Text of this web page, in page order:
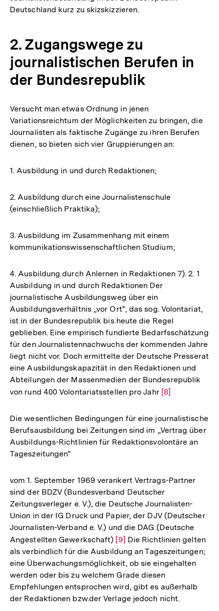
Deutschland kurz zu skizskizzieren.
2. Zugangswege zu
journalistischen Berufen in
der Bundesrepublik
Versucht man etwas Ordnung in jenen
Variationsreichtum der Möglichkeiten zu bringen, die
Journalisten als faktische Zugänge zu ihren Berufen
dienen, so bieten sich vier Gruppierungen an:
1. Ausbildung in und durch Redaktionen;
2. Ausbildung durch eine Journalistenschule
(einschließlich Praktika);
3. Ausbildung im Zusammenhang mit einem
kommunikationswissenschaftlichen Studium;
4. Ausbildung durch Anlernen in Redaktionen 7). 2. 1
Ausbildung in und durch Redaktionen Der
journalistische Ausbildungsweg über ein
Ausbildungsverhältnis „vor Ort", das sog. Volontariat,
ist in der Bundesrepublik bis heute die Regel
geblieben. Eine empirisch fundierte Bedarfsschätzung
für den Journalistennachwuchs der kommenden Jahre
liegt nicht vor. Doch ermittelte der Deutsche Presserat
eine Ausbildungskapazität in den Redaktionen und
Abteilungen der Massenmedien der Bundesrepublik
von rund 400 Volontariatsstellen pro Jahr Zur
der
Fußnote
[8]
Die wesentlichen Bedingungen für eine journalistische
Berufsausbildung bei Zeitungen sind im „Vertrag über
Ausbildungs-Richtlinien für Redaktionsvolontäre an
Tageszeitungen"
vom 1. September 1969 verankert Vertrags-Partner
sind der BDZV (Bundesverband Deutscher
Zeitungsverleger e. V.), die Deutsche Journalisten-
Union in der IG Druck und Papier, der DJV (Deutscher
Journalisten-Verband e. V.) und die DAG (Deutsche
Angestellten Gewerkschaft) Zur
Auflösung
der
Fußnote
[9] Die Richtlinien gelten
als verbindlich für die Ausbildung an Tageszeitungen;
eine Überwachungsmöglichkeit, ob sie eingehalten
werden oder bis zu welchem Grade diesen
Empfehlungen entsprochen wird, gibt es außerhalb
der Redaktionen bzw.der Verlage jedoch nicht.